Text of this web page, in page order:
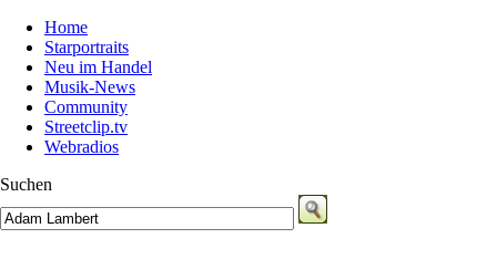
Home
Starportraits
Neu im Handel
Musik-News
Community
Streetclip.tv
Webradios
Suchen